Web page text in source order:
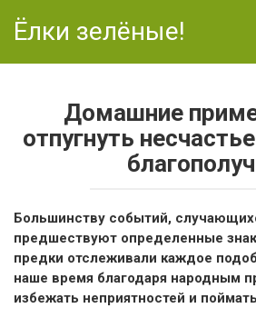
Ёлки зелёные!
Домашние
отпугнуть
Большинству событий,
предшествуют определенные
предки отслеживали каждое
наше время благодаря народным
избежать неприятностей и